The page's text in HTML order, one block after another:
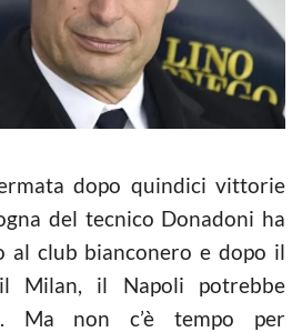
dopo quindici vittorie
del tecnico Donadoni ha
al club bianconero e dopo il
Milan, il Napoli potrebbe
Ma non c’è tempo per